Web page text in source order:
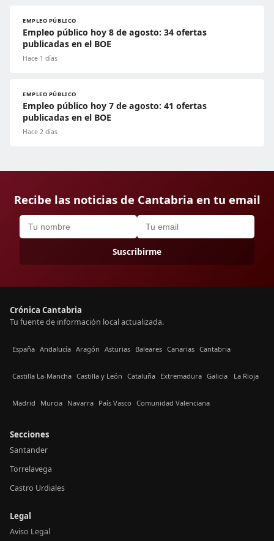
EMPLEO PÚBLICO
Empleo público hoy 8 de agosto: 34 ofertas
publicadas en el BOE
Hace 1 días
EMPLEO PÚBLICO
Empleo público hoy 7 de agosto: 41 ofertas
publicadas en el BOE
Hace 2 días
Recibe las noticias de Cantabria en tu email
Suscribirme
Crónica Cantabria
Tu fuente de información local actualizada.
España Andalucía Aragón Asturias Baleares Canarias Cantabria
Castilla La-Mancha Castilla y León Cataluña Extremadura Galicia La Rioja
Madrid Murcia Navarra País Vasco Comunidad Valenciana
Secciones
Santander
Torrelavega
Castro Urdiales
Legal
Aviso Legal